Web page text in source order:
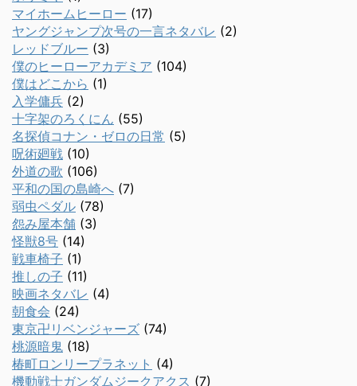
マイホームヒーロー (17)
ヤングジャンプ次号の一言ネタバレ (2)
レッドブルー (3)
僕のヒーローアカデミア (104)
僕はどこから (1)
入学傭兵 (2)
十字架のろくにん (55)
名探偵コナン・ゼロの日常 (5)
呪術廻戦 (10)
外道の歌 (106)
平和の国の島崎へ (7)
弱虫ペダル (78)
怨み屋本舗 (3)
怪獣8号 (14)
戦車椅子 (1)
推しの子 (11)
映画ネタバレ (4)
朝食会 (24)
東京卍リベンジャーズ (74)
桃源暗鬼 (18)
椿町ロンリープラネット (4)
機動戦士ガンダムジークアクス (7)